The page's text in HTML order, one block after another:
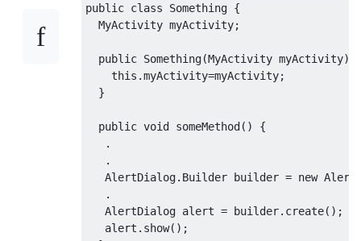
public class Something {
MyActivity myActivity;
public Something(MyActivity myActivity)
this .myActivity=myActivity;
}
public void someMethod()
{
.
.
AlertDialog. Builder builder = new
.
AlertDialog alert = builder. create();
   alert
. show();